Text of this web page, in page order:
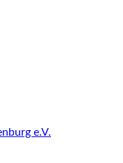
e.V.